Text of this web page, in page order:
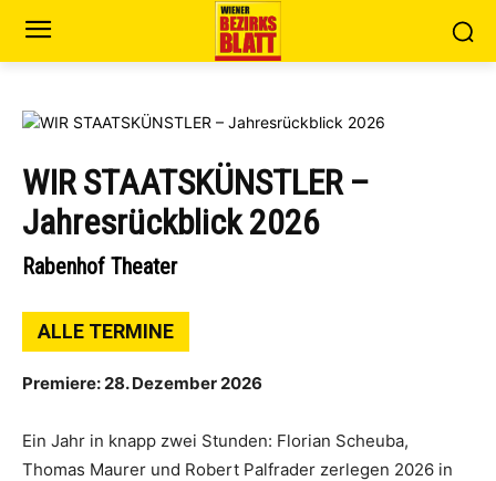
WIR STAATSKÜNSTLER –
Jahresrückblick 2026
Rabenhof Theater
ALLE TERMINE
Premiere: 28. Dezember 2026
Ein Jahr in knapp zwei Stunden: Florian Scheuba,
Thomas Maurer und Robert Palfrader zerlegen 2026 in